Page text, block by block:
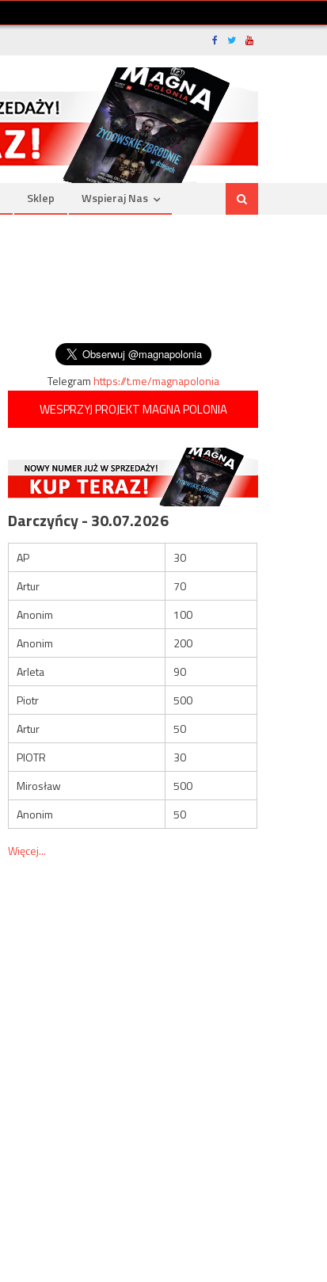
Sklep Wspieraj Nas
Telegramhttps://t.me/magnapolonia
WESPRZYJ PROJEKT MAGNA POLONIA
Darczyńcy - 30.07.2026
AP
30
Artur
70
Anonim
100
Anonim
200
Arleta
90
Piotr
500
Artur
50
PIOTR
30
Mirosław
500
Anonim
50
Więcej...